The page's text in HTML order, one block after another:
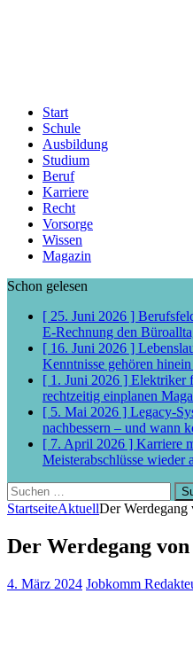
Start
Schule
Ausbildung
Studium
Beruf
Karriere
Recht
Vorsorge
Wissen
Magazin
Schon gelesen
[ 25. Juni 2026 ]
E-Rechnung den
[ 16. Juni 2026 ]
Kenntnisse gehören
[ 1. Juni 2026 ] Elektriker
rechtzeitig einplanen
[ 5. Mai 2026 ] Legacy-
nachbessern – und wann
[ 7. April 2026 ] Karriere
Meisterabschlüsse wieder
Suchen
nach:
StartseiteAktuellDer Werdegang
Der Werdegang
4. März 2024 Jobkomm